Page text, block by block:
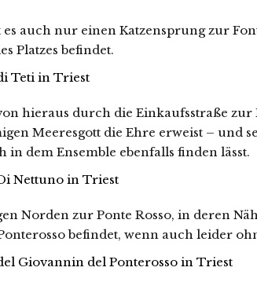
es auch nur einen Katzensprung zur
Platzes befindet.
hieraus durch die Einkaufsstraße zur
Meeresgott die Ehre erweist – und
in dem Ensemble ebenfalls finden lässt.
Norden zur Ponte Rosso, in deren
befindet, wenn auch leider